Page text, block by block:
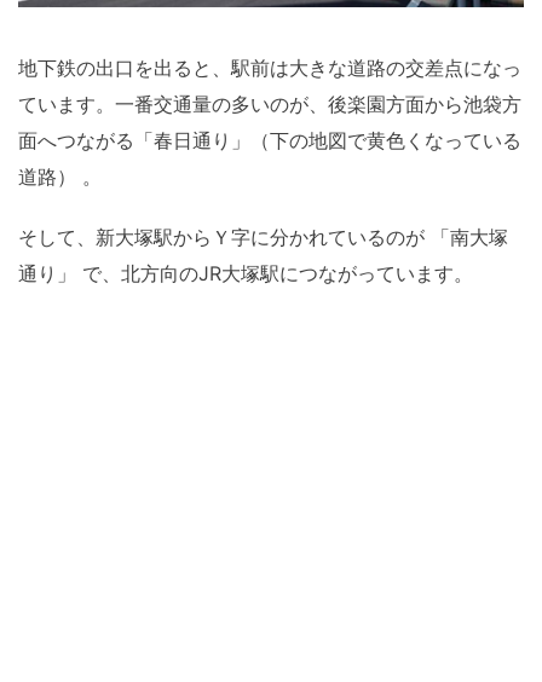
地下鉄の出口を出ると、駅前は大きな道路の交差点になっ
ています。一番交通量の多いのが、後楽園方面から池袋方
面へつながる「春日通り」（下の地図で黄色くなっている
道路） 。
そして、新大塚駅からＹ字に分かれているのが 「南大塚
通り」 で、北方向のJR大塚駅につながっています。